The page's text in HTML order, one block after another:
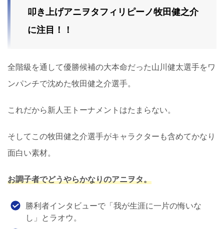
叩き上げアニヲタフィリピーノ牧田健之介
に注目！！
全階級を通して優勝候補の大本命だった山川健太選手をワ
ンパンチで沈めた牧田健之介選手。
これだから新人王トーナメントはたまらない。
そしてこの牧田健之介選手がキャラクターも含めてかなり
面白い素材。
お調子者でどうやらかなりのアニヲタ。
勝利者インタビューで「我が生涯に一片の悔いな
し」とラオウ。